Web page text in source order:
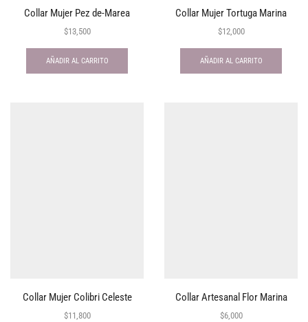
Collar Mujer Pez de-Marea
$13,500
AÑADIR AL CARRITO
Collar Mujer Tortuga Marina
$12,000
AÑADIR AL CARRITO
Collar Mujer Colibri Celeste
$11,800
Collar Artesanal Flor Marina
$6,000